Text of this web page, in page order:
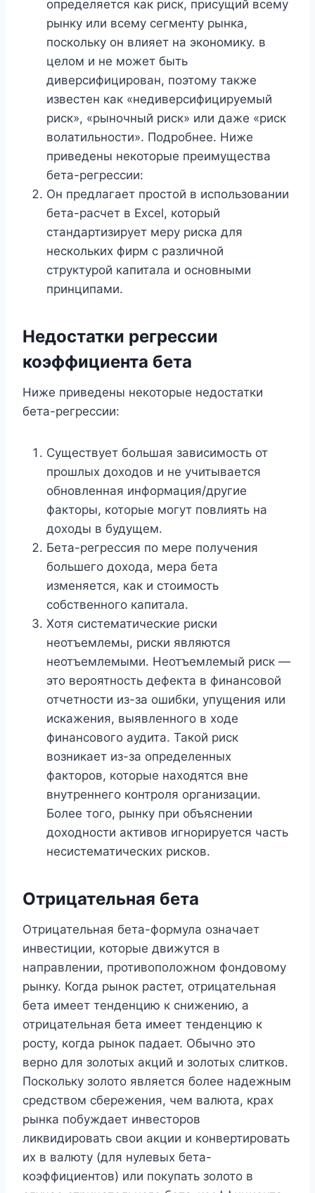
определяется как риск, присущий всему
рынку или всему сегменту рынка,
поскольку он влияет на экономику. в
целом и не может быть
диверсифицирован, поэтому также
известен как «недиверсифицируемый
риск», «рыночный риск» или даже «риск
волатильности». Подробнее. Ниже
приведены некоторые преимущества
бета-регрессии:
Он предлагает простой в использовании
бета-расчет в Excel, который
стандартизирует меру риска для
нескольких фирм с различной
структурой капитала и основными
принципами.
Недостатки регрессии
коэффициента бета
Ниже приведены некоторые недостатки
бета-регрессии:
Существует большая зависимость от
прошлых доходов и не учитывается
обновленная информация/другие
факторы, которые могут повлиять на
доходы в будущем.
Бета-регрессия по мере получения
большего дохода, мера бета
изменяется, как и стоимость
собственного капитала.
Хотя систематические риски
неотъемлемы, риски являются
неотъемлемыми. Неотъемлемый риск —
это вероятность дефекта в финансовой
отчетности из-за ошибки, упущения или
искажения, выявленного в ходе
финансового аудита. Такой риск
возникает из-за определенных
факторов, которые находятся вне
внутреннего контроля организации.
Более того, рынку при объяснении
доходности активов игнорируется часть
несистематических рисков.
Отрицательная бета
Отрицательная бета-формула означает
инвестиции, которые движутся в
направлении, противоположном фондовому
рынку. Когда рынок растет, отрицательная
бета имеет тенденцию к снижению, а
отрицательная бета имеет тенденцию к
росту, когда рынок падает. Обычно это
верно для золотых акций и золотых слитков.
Поскольку золото является более надежным
средством сбережения, чем валюта, крах
рынка побуждает инвесторов
ликвидировать свои акции и конвертировать
их в валюту (для нулевых бета-
коэффициентов) или покупать золото в